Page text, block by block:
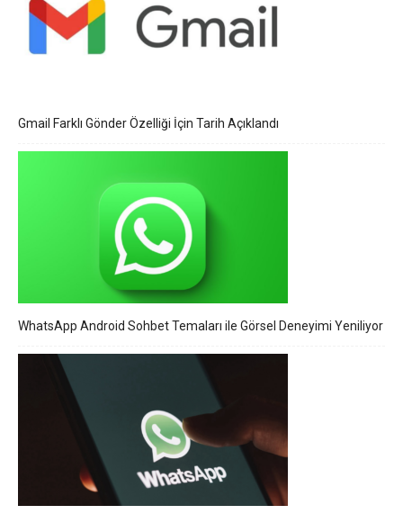
Gmail Farklı Gönder Özelliği İçin Tarih Açıklandı
WhatsApp Android Sohbet Temaları ile Görsel Deneyimi Yeniliyor